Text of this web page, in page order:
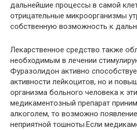
дальнейшие процессы в самой
отрицательные микроорганизмы
собственную возможность к
Лекарственное средство также
необходимым в лечении
Фуразолидон активно
активности лейкоцитов, но и
организма больного человека к
медикаментозный препарат
алкоголем, то возможно
неприятной тошноты.Если